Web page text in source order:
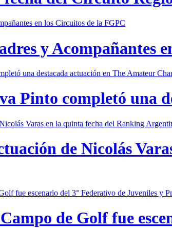
y Acompañantes
Pinto completó una
de Nicolás
de Golf fue